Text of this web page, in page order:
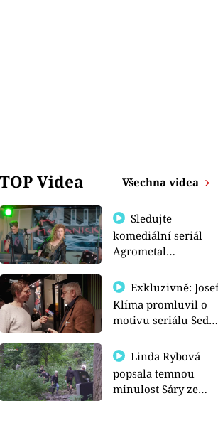
TOP Videa Všechna videa
Sledujte
komediální seriál
Agrometal
prima+
Exkluzivně: Josef
Klíma promluvil o
motivu seriálu Sedm
Linda Rybová
popsala temnou
minulost Sáry ze